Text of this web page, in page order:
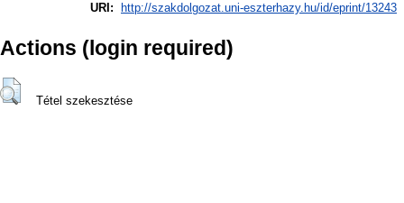
URI:
http://szakdolgozat.uni-eszterhazy.hu/id/eprint/13243
Actions (login required)
Tétel szekesztése